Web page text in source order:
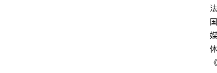
法
国
媒
体
《